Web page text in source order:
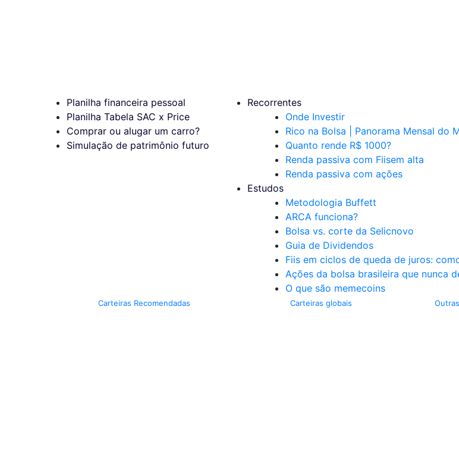
Planilha financeira pessoal
Planilha Tabela SAC x Price
Comprar ou alugar um carro?
Simulação de patrimônio futuro
Recorrentes
Onde Investir
Rico na Bolsa | Panorama Mensal do
Quanto rende R$ 1000?
Renda passiva com Fiisem alta
Renda passiva com ações
Estudos
Metodologia Buffett
ARCA funciona?
Bolsa vs. corte da Selicnovo
Guia de Dividendos
Fiis em ciclos de queda de juros:
Ações da bolsa brasileira que nunca
O que são memecoins
Carteiras Recomendadas Carteiras globais